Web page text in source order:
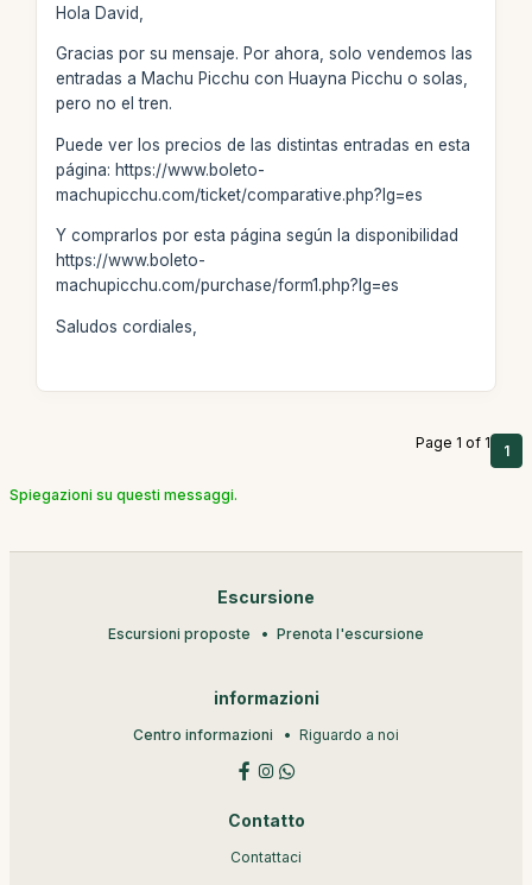
Hola David,
Gracias por su mensaje. Por ahora, solo vendemos las
entradas a Machu Picchu con Huayna Picchu o solas,
pero no el tren.
Puede ver los precios de las distintas entradas en esta
página: https://www.boleto-
machupicchu.com/ticket/comparative.php?lg=es
Y comprarlos por esta página según la disponibilidad
https://www.boleto-
machupicchu.com/purchase/form1.php?lg=es
Saludos cordiales,
Page 1 of 1 1
Spiegazioni su questi messaggi.
Escursione
Escursioni proposte Prenota l'escursione
informazioni
Centro informazioni Riguardo a noi
Contatto
Contattaci